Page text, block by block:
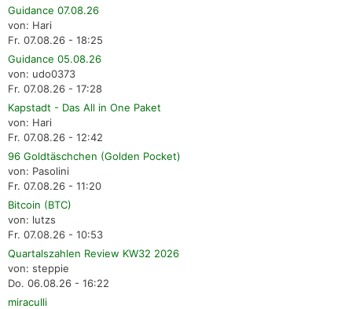
Guidance 07.08.26
von: Hari
Fr. 07.08.26 - 18:25
Guidance 05.08.26
von: udo0373
Fr. 07.08.26 - 17:28
Kapstadt - Das All in One Paket
von: Hari
Fr. 07.08.26 - 12:42
96 Goldtäschchen (Golden Pocket)
von: Pasolini
Fr. 07.08.26 - 11:20
Bitcoin (BTC)
von: lutzs
Fr. 07.08.26 - 10:53
Quartalszahlen Review KW32 2026
von: steppie
Do. 06.08.26 - 16:22
miraculli